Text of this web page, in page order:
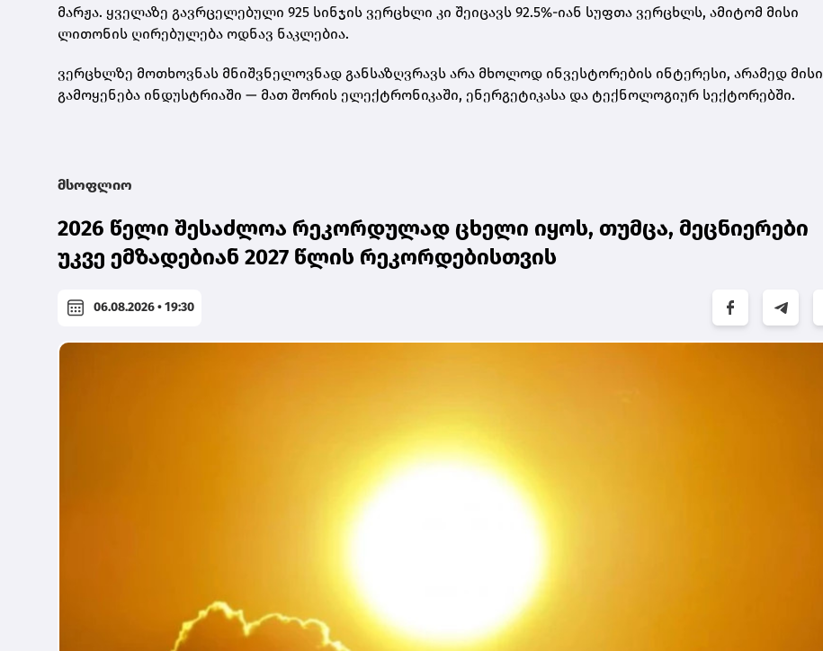
მარჟა. ყველაზე გავრცელებული 925 სინჯის ვერცხლი კი შეიცავს 92.5%-იან სუფთა ვერცხლს, ამიტომ მისი
ლითონის ღირებულება ოდნავ ნაკლებია.
ვერცხლზე მოთხოვნას მნიშვნელოვნად განსაზღვრავს არა მხოლოდ ინვესტორების ინტერესი, არამედ მისი
გამოყენება ინდუსტრიაში — მათ შორის ელექტრონიკაში, ენერგეტიკასა და ტექნოლოგიურ სექტორებში.
მსოფლიო
2026 წელი შესაძლოა რეკორდულად ცხელი იყოს, თუმცა, მეცნიერები
უკვე ემზადებიან 2027 წლის რეკორდებისთვის
06.08.2026 • 19:30